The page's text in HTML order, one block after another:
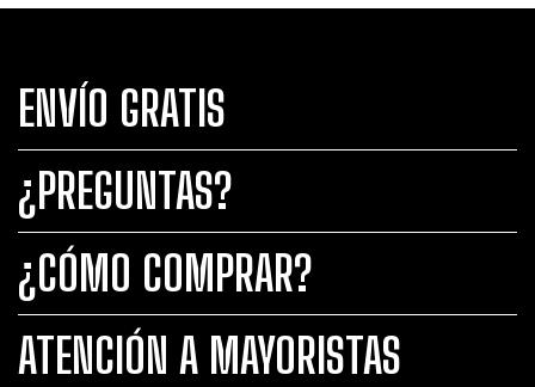
ENVÍO GRATIS
¿PREGUNTAS?
¿CÓMO COMPRAR?
ATENCIÓN A MAYORISTAS